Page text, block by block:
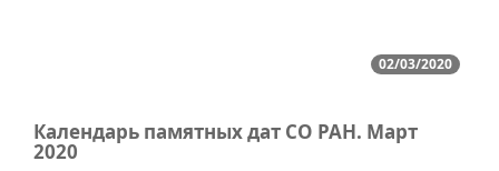
02/03/2020
Календарь памятных дат СО РАН. Март
2020